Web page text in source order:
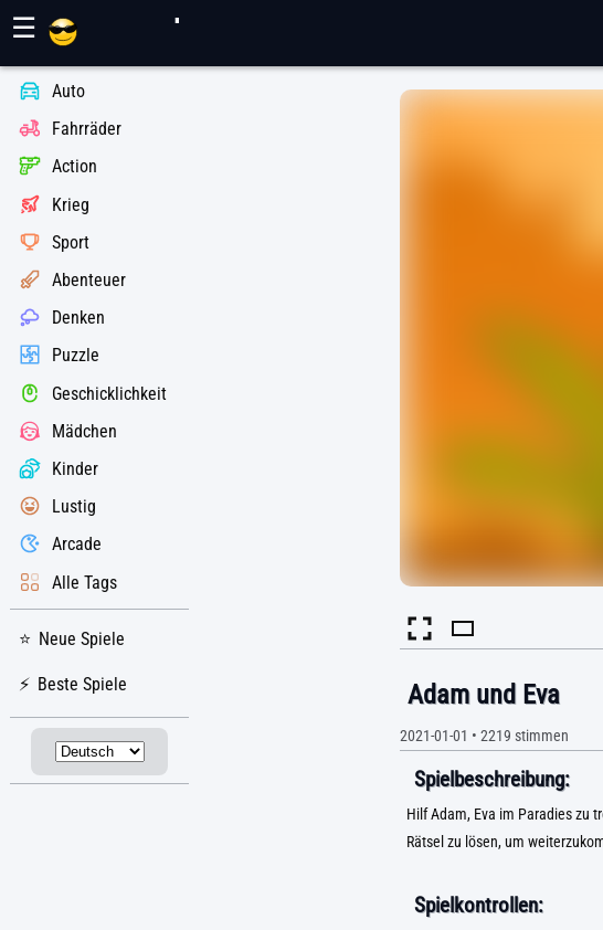
☰
Auto
Fahrräder
Action
Krieg
Sport
Abenteuer
Denken
Puzzle
Geschicklichkeit
Mädchen
Kinder
Lustig
Arcade
Alle Tags
Neue Spiele
Beste Spiele Adam und Eva
2021-01-01 • 2219 stimmen
Spielbeschreibung:
Hilf Adam, Eva im Paradies zu
Rätsel zu lösen, um
Spielkontrollen: